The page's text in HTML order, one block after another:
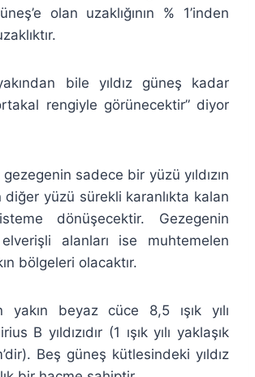
olan uzaklığının % 1’inden
bile yıldız güneş kadar
rengiyle görünecektir” diyor
gezegenin sadece bir yüzü yıldızın
diğer yüzü sürekli karanlıkta kalan
dönüşecektir. Gezegenin
alanları ise muhtemelen
bölgeleri olacaktır.
yakın beyaz cüce 8,5 ışık yılı
B yıldızıdır (1 ışık yılı yaklaşık
Beş güneş kütlesindeki yıldız